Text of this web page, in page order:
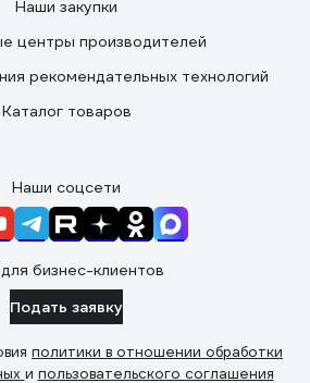
Наши закупки
центры производителей
рекомендательных технологий
Каталог товаров
Наши соцсети
бизнес-клиентов
Подать заявку
политики в отношении обработки
и пользовательского соглашения